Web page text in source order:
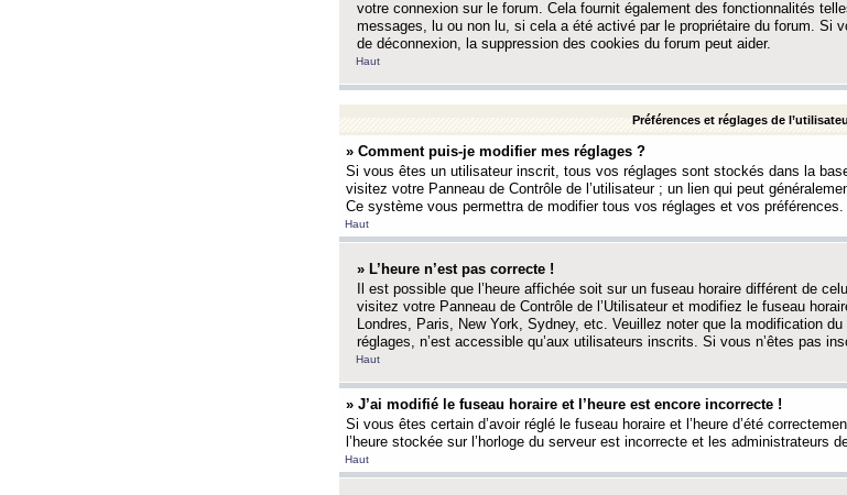
votre connexion sur le forum. Cela fournit également des fonctionnalités
messages, lu ou non lu, si cela a été activé par le propriétaire du forum. Si
de déconnexion, la suppression des cookies du forum peut aider.
Haut
Préférences et réglages de
» Comment puis-je modifier mes réglages ?
Si vous êtes un utilisateur inscrit, tous vos réglages sont stockés dans la
visitez votre Panneau de Contrôle de l’utilisateur ; un lien qui peut
Ce système vous permettra de modifier tous vos réglages et vos préférences.
Haut
» L’heure n’est pas correcte !
Il est possible que l’heure affichée soit sur un fuseau horaire différent de
visitez votre Panneau de Contrôle de l’Utilisateur et modifiez le fuseau
Londres, Paris, New York, Sydney, etc. Veuillez noter que la modification
réglages, n’est accessible qu’aux utilisateurs inscrits. Si vous n’êtes pas
Haut
» J’ai modifié le fuseau horaire et l’heure est encore incorrecte !
Si vous êtes certain d’avoir réglé le fuseau horaire et l’heure d’été
l’heure stockée sur l’horloge du serveur est incorrecte et les administrateurs
Haut